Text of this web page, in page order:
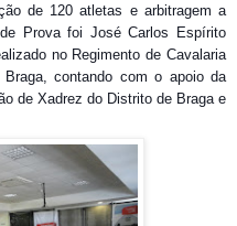
de 120 atletas e arbitragem a
Prova foi José Carlos Espírito
no Regimento de Cavalaria
contando com o apoio da
de Xadrez do Distrito de Braga e